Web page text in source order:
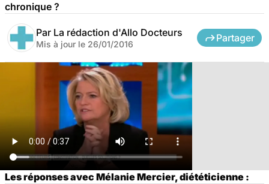
chronique ?
Par La rédaction d'Allo Docteurs
Mis à jour le 26/01/2016
Partager
Les réponses avec Mélanie Mercier, diététicienne :